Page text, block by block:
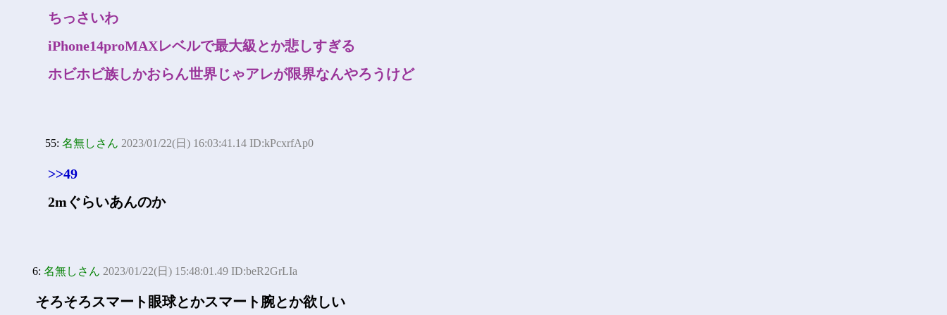
ちっさいわ
iPhone14proMAXレベルで最大級とか悲しすぎる
ホビホビ族しかおらん世界じゃアレが限界なんやろうけど
55: 名無しさん 2023/01/22(日) 16:03:41.14 ID:kPcxrfAp0
>>49
2mぐらいあんのか
6: 名無しさん 2023/01/22(日) 15:48:01.49 ID:beR2GrLIa
そろそろスマート眼球とかスマート腕とか欲しい